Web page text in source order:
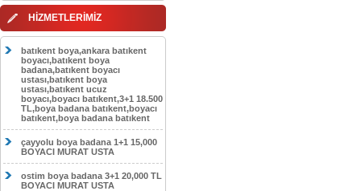
CEBECİ DAİRE BOYAMA 1000TL
0554 184 41 66
HASKÖY DAİRE BOYAMA 1000TL
EV,İŞYERİ BOYA BADANA USTASI
0554 184 41 66
GÖLBAŞI DAİRE BOYAMA 1000TL
EV,İŞYERİ BOYA BADANA USTASI
0554 184 41 66
SOKULLU DAİRE BOYAMA 1000TL
EV,İŞYERİ BOYA BADANA USTASI
0554 184 41 66
HİZMETLERİMİZ
batıkent boya,ankara batıkent
boyacı,batıkent boya
badana,batıkent boyacı
ustası,batıkent boya
ustası,batıkent ucuz
boyacı,boyacı batıkent,3+1 18.500
TL,boya badana batıkent,boyacı
batıkent,boya badana batıkent
çayyolu boya badana 1+1 15,000
BOYACI MURAT USTA
ostim boya badana 3+1 20,000 TL
BOYACI MURAT USTA